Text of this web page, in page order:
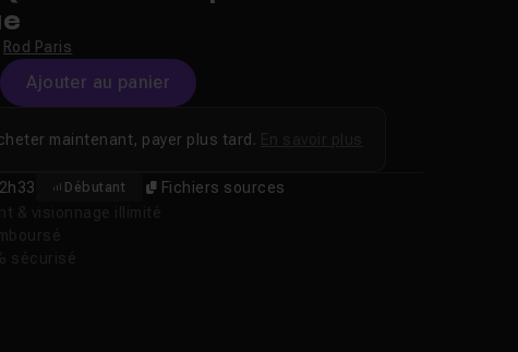
Rod Paris
Ajouter au panier
2h33 Débutant Fichiers sources
maintenant, payer plus tard.